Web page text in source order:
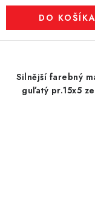
DO KOŠÍKA
Silnější farebný
guľatý pr.15x5